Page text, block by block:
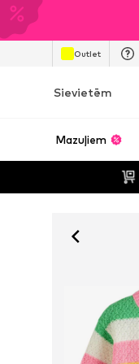
Outlet
Sievietēm
Mazuļiem